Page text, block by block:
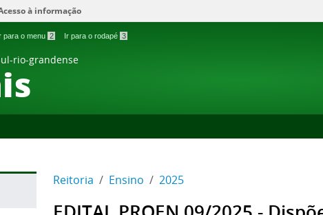
à informação
para o menu 2 Ir para o rodapé 3
rio-grandense
Reitoria Ensino 2025